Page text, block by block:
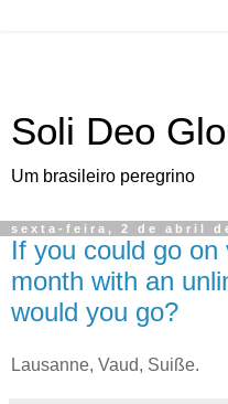
Soli Deo
Um brasileiro peregrino
sexta-feira, 2 de abril
If you could go
month with an
would you go?
Lausanne, Vaud, Suiße.